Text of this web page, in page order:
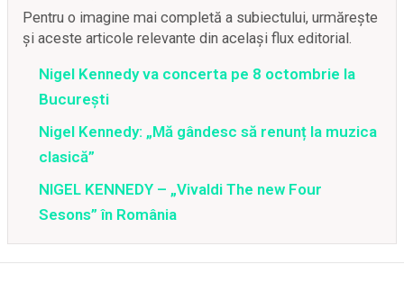
Pentru o imagine mai completă a subiectului, urmărește
și aceste articole relevante din același flux editorial.
Nigel Kennedy va concerta pe 8 octombrie la
Bucureşti
Nigel Kennedy: „Mă gândesc să renunț la muzica
clasică”
NIGEL KENNEDY – „Vivaldi The new Four
Sesons” în România